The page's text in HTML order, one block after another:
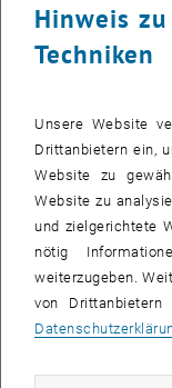
Weitere Bilder zu
Hinweis
Techniken
Unsere Website
Drittanbietern ein,
Website zu
Website zu
und zielgerichtete
nötig
weiterzugeben.
von